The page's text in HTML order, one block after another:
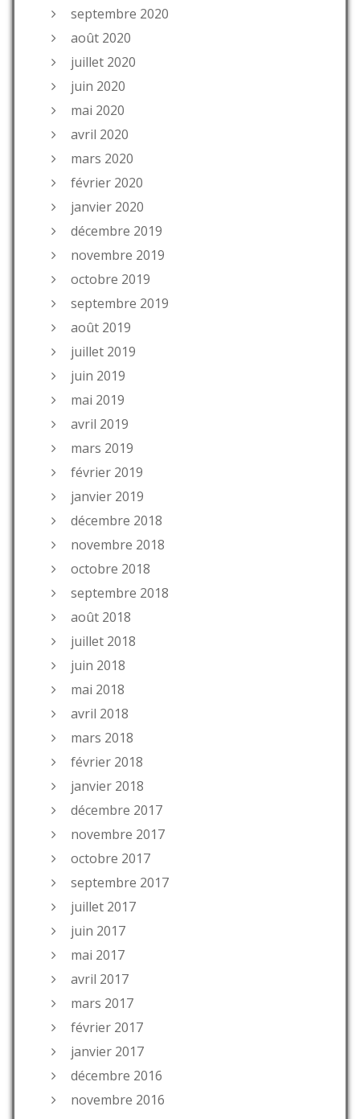
septembre 2020
août 2020
juillet 2020
juin 2020
mai 2020
avril 2020
mars 2020
février 2020
janvier 2020
décembre 2019
novembre 2019
octobre 2019
septembre 2019
août 2019
juillet 2019
juin 2019
mai 2019
avril 2019
mars 2019
février 2019
janvier 2019
décembre 2018
novembre 2018
octobre 2018
septembre 2018
août 2018
juillet 2018
juin 2018
mai 2018
avril 2018
mars 2018
février 2018
janvier 2018
décembre 2017
novembre 2017
octobre 2017
septembre 2017
juillet 2017
juin 2017
mai 2017
avril 2017
mars 2017
février 2017
janvier 2017
décembre 2016
novembre 2016